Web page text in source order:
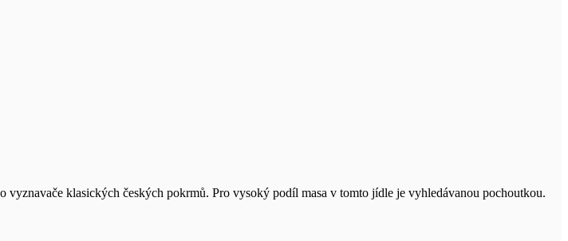
vyznavače klasických českých pokrmů. Pro vysoký podíl masa v tomto jídle je vyhledávanou pochoutkou.